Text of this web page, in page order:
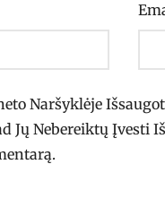
Naršyklėje
Jų Nebereiktų Įvesti